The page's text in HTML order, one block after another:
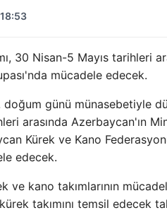
30 Nisan-5 Mayıs tarihleri
mücadele edecek.
günü münasebetiyle
​​arasında Azerbaycan'ın
Kürek ve Kano
edecek.
ve kano takımlarının
takımını temsil edecek